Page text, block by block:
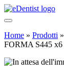
Home » Prodotti »
FORMA S445 x6